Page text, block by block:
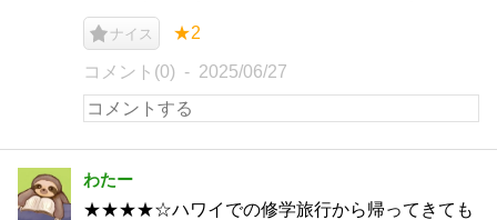
ナイス ★2
コメント(0) 2025/06/27
わたー
★★★★☆ハワイでの修学旅行から帰ってきても